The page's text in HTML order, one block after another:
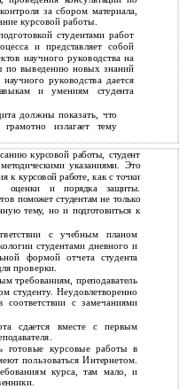
за сбором материала,
курсовой работы.
студентами работ
и представляет собой
научного руководства на
по выведению новых знаний
руководства дается
и умениям студента
должны показать, что
излагает тему
курсовой работы, студент
указаниями. Это
к курсовой работе, как с точки
оценки и порядка защиты.
поможет студентам не только
тему, но и подготовиться к
с учебным планом
студентами дневного и
формой отчета студента
проверки.
требованиям, преподаватель
студенту. Неудовлетворенно
соответствии с замечаниями
сдается вместе с первым
готовые курсовые работы в
пользоваться Интернетом.
курса, там мало, и